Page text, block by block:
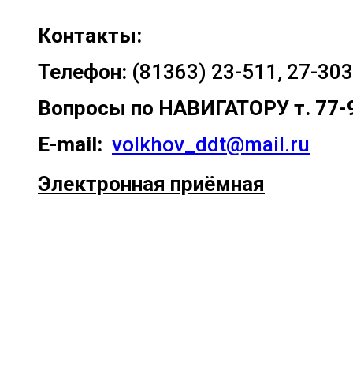
Контакты:
Телефон: (81363) 23-511, 27-303
Вопросы по НАВИГАТОРУ т. 77-
E-mail: volkhov_ddt@mail.ru
Электронная приёмная